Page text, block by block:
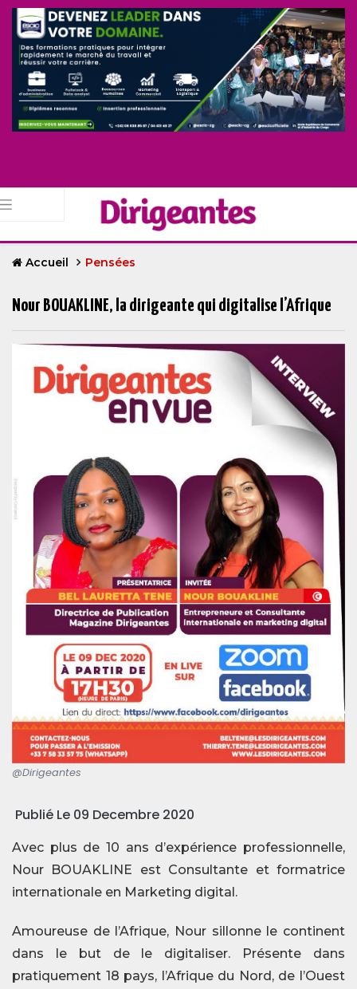
Accueil Pensées
Nour BOUAKLINE, la dirigeante qui digitalise l’Afrique
@Dirigeantes
Publié Le 09 Decembre 2020
Avec plus de 10 ans d’expérience professionnelle,
Nour BOUAKLINE est Consultante et formatrice
internationale en Marketing digital.
Amoureuse de l’Afrique, Nour sillonne le continent
dans le but de le digitaliser. Présente dans
pratiquement 18 pays, l’Afrique du Nord, de l’Ouest